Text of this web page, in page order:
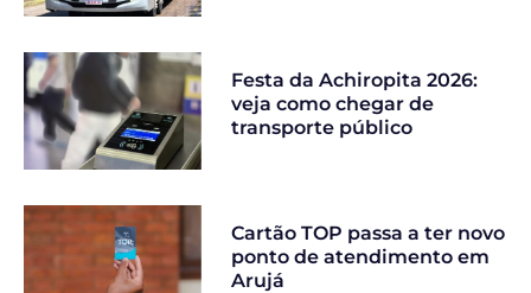
Festa da Achiropita 2026:
veja como chegar de
transporte público
Cartão TOP passa a ter novo
ponto de atendimento em
Arujá